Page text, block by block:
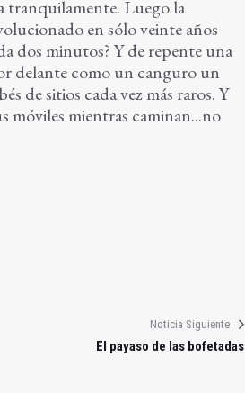
tranquilamente. Luego la
en sólo veinte años
dos minutos? Y de repente una
delante como un canguro un
de sitios cada vez más raros. Y
móviles mientras caminan...no
Noticia Siguiente
El payaso de las bofetadas